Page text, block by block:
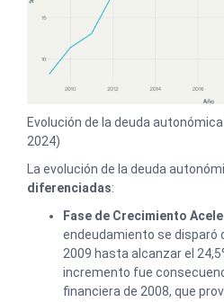
Evolución de la deuda
2024)
La evolución de la deuda
diferenciadas:
Fase de Crecimiento
endeudamiento se disparó
2009 hasta alcanzar el
incremento fue
financiera de 2008, que